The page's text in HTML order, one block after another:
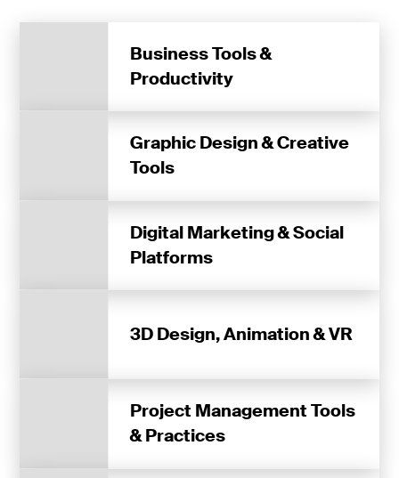
Business Tools &
Productivity
Graphic Design & Creative
Tools
Digital Marketing & Social
Platforms
3D Design, Animation & VR
Project Management Tools
& Practices